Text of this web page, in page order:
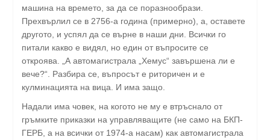
машина на времето, за да се поразнообрази.
Прехвърлил се в 2756-а година (примерно), а, оставете
другото, и успял да се върне в наши дни. Всички го
питали какво е видял, но един от въпросите се
откроява. „А автомагистрала „Хемус“ завършена ли е
вече?“. Разбира се, въпросът е риторичен и е
кулминацията на вица. И има защо.
Надали има човек, на когото не му е втръснало от
гръмките приказки на управляващите (не само на БКП-
ГЕРБ, а на всички от 1974-а насам) как автомагистрала